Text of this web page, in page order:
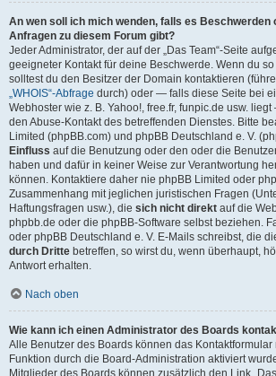
An wen soll ich mich wenden, falls es Beschwerden
Anfragen zu diesem Forum gibt?
Jeder Administrator, der auf der „Das Team“-Seite
geeigneter Kontakt für deine Beschwerde. Wenn du
solltest du den Besitzer der Domain kontaktieren
„WHOIS“-Abfrage durch) oder — falls diese Seite bei
Webhoster wie z. B. Yahoo!, free.fr, funpic.de usw.
den Abuse-Kontakt des betreffenden Dienstes. Bitte
Limited (phpBB.com) und phpBB Deutschland e. V.
Einfluss auf die Benutzung oder den oder die
haben und dafür in keiner Weise zur Verantwortung
können. Kontaktiere daher nie phpBB Limited oder
Zusammenhang mit jeglichen juristischen Fragen
Haftungsfragen usw.), die sich nicht direkt auf die
phpbb.de oder die phpBB-Software selbst beziehen.
oder phpBB Deutschland e. V. E-Mails schreibst, die
durch Dritte betreffen, so wirst du, wenn überhaupt,
Antwort erhalten.
Nach oben
Wie kann ich einen Administrator des Boards
Alle Benutzer des Boards können das Kontaktformular
Funktion durch die Board-Administration aktiviert
Mitglieder des Boards können zusätzlich den Link